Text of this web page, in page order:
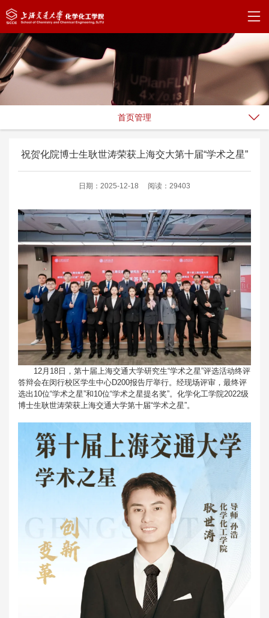
首页管理
祝贺化院博士生耿世涛荣获上海交大第十届“学术之星”
日期：2025-12-18 阅读：29403
12月18日，第十届上海交通大学研究生“学术之星”评选活动终评
答辩会在闵行校区学生中心D200报告厅举行。经现场评审，最终评
选出10位“学术之星”和10位“学术之星提名奖”。化学化工学院2022级
博士生耿世涛荣获上海交通大学第十届“学术之星”。